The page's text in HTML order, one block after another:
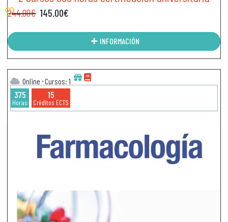
244.00€ 145.00€
INFORMACIÓN
Online Cursos: 1
375
Horas
15
Créditos ECTS